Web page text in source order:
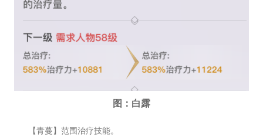
图：白露
【青蔓】范围治疗技能。